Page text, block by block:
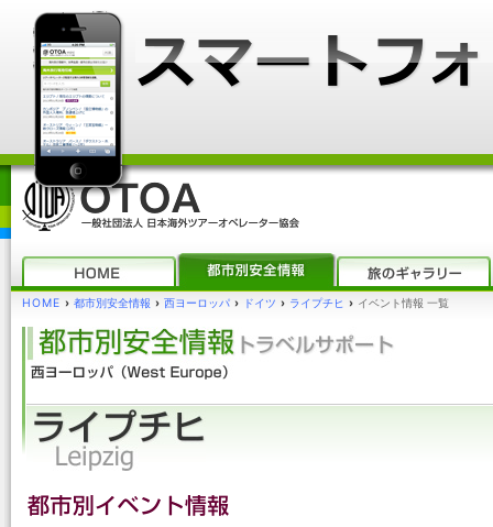
HOME › 都市別安全情報 › 西ヨーロッパ › ドイツ › ライプチヒ › イベント情報 一覧